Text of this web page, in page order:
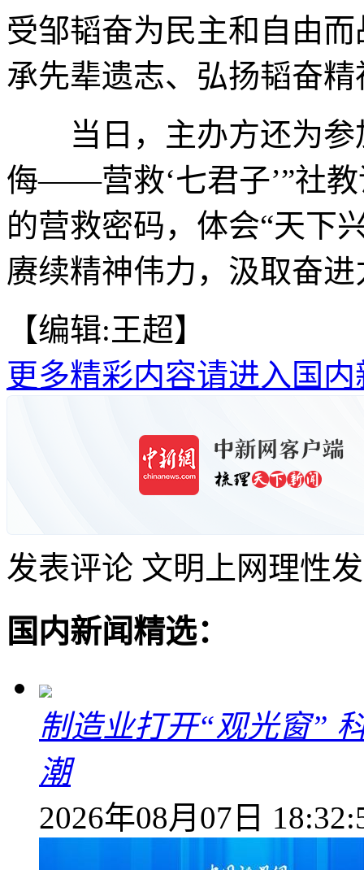
受邹韬奋为民主和自由
承先辈遗志、弘扬韬奋
当日，主办方还为参
侮——营救‘七君子’”社
的营救密码，体会“天下
赓续精神伟力，汲取奋
【编辑:王超】
更多精彩内容请进入国内
发表评论 文明上网理性
国内新闻精选：
制造业打开“观光窗”
潮
2026年08月07日